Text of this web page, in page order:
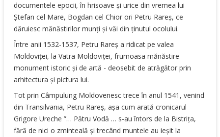
documentele epocii, în hrisoave şi urice din vremea lui
Ştefan cel Mare, Bogdan cel Chior ori Petru Rareş, ce
dăruiesc mănăstirilor munţi şi văi din ţinutul ocolului.
Între anii 1532-1537, Petru Rareş a ridicat pe valea
Moldoviţei, la Vatra Moldoviţei, frumoasa mănăstire -
monument istoric şi de artă - deosebit de atrăgător prin
arhitectura şi pictura lui.
Tot prin Câmpulung Moldovenesc trece în anul 1541, venind
din Transilvania, Petru Rareş, aşa cum arată cronicarul
Grigore Ureche ”… Pătru Vodă … s-au întors de la Bistriţa,
fără de nici o zminteală şi trecând muntele au ieşit la